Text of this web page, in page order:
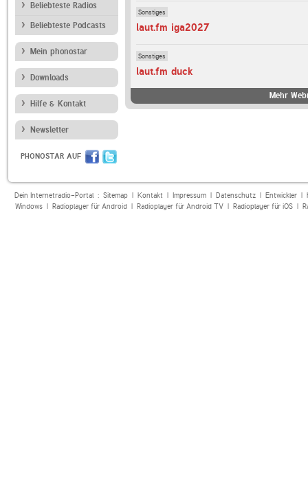
Beliebteste Radios
Beliebteste Podcasts
Mein phonostar
Downloads
Hilfe & Kontakt
Newsletter
PHONOSTAR AUF
Sonstiges
laut.fm iga2027
Sonstiges
laut.fm duck
Mehr
Dein Internetradio-Portal : Sitemap| Kontakt| Impressum| Datenschutz| Entwickler|
Windows| Radioplayer für Android| Radioplayer für Android TV| Radioplayer für iOS|